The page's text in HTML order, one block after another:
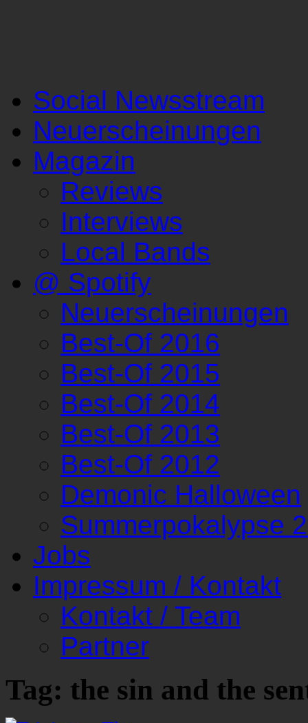
Social Newsstream
Neuerscheinungen
Magazin
Reviews
Interviews
Local Bands
@ Spotify
Neuerscheinungen
Best-Of 2016
Best-Of 2015
Best-Of 2014
Best-Of 2013
Best-Of 2012
Demonic Halloween
Summerpokalypse
Jobs
Impressum / Kontakt
Kontakt / Team
Partner
Tag: the sin and the